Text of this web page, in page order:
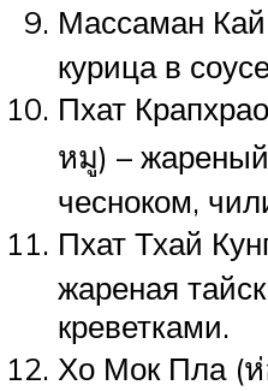
Массаман
курица в
Пхат
หมู) –
чесноком,
Пхат Тхай
жареная
креветками.
Хо Мок Пла (